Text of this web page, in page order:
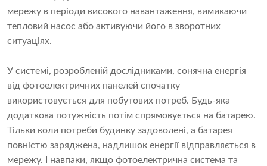
мережу в періоди високого навантаження, вимикаючи
тепловий насос або активуючи його в зворотних
ситуаціях.
У системі, розробленій дослідниками, сонячна енергія
від фотоелектричних панелей спочатку
використовується для побутових потреб. Будь-яка
додаткова потужність потім спрямовується на батарею.
Тільки коли потреби будинку задоволені, а батарея
повністю заряджена, надлишок енергії відправляється в
мережу. І навпаки, якщо фотоелектрична система та